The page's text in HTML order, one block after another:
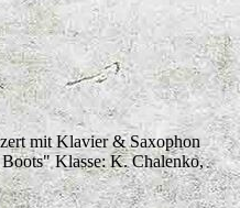
mit Klavier & Saxophon
Klasse: K. Chalenko,